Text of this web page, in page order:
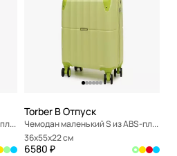
Чемодан маленький S из ABS-пластика
Torber В Отпуск
Чемодан маленький S из ABS-пластика
36x55x22 см
6580 ₽